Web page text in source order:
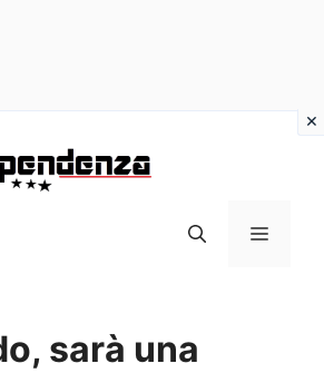
MENU
sarà una